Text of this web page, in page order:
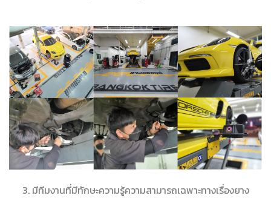
3. มีทีมงานที่มีทักษะความรู้ความสามารถเฉพาะทางเรื่องยาง